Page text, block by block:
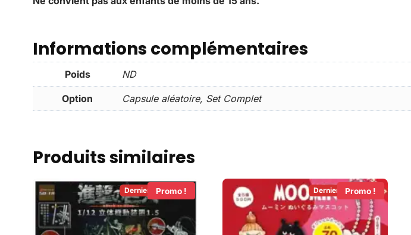
Informations complémentaires
Poids ND
Option Capsule aléatoire, Set Complet
Produits similaires
Derniers en Stock!
Promo ! Derniers en Stock!
Promo !